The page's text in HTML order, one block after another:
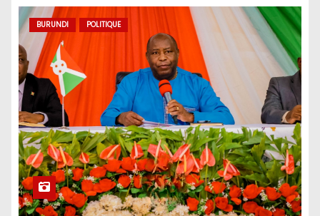
BURUNDI POLITIQUE